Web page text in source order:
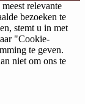
relevante
bezoeken te
stemt u in met
"Cookie-
te geven.
niet om ons te